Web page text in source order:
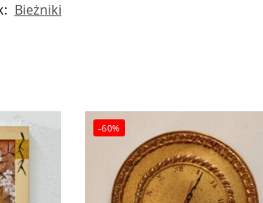
Bieżniki
-60%